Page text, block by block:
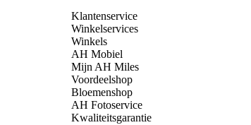
Klantenservice
Winkelservices
Winkels
AH Mobiel
Mijn AH Miles
Voordeelshop
Bloemenshop
AH Fotoservice
Kwaliteitsgarantie